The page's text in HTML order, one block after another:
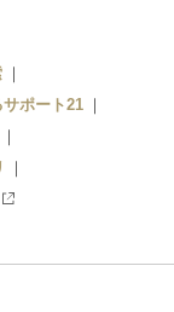
ポート21